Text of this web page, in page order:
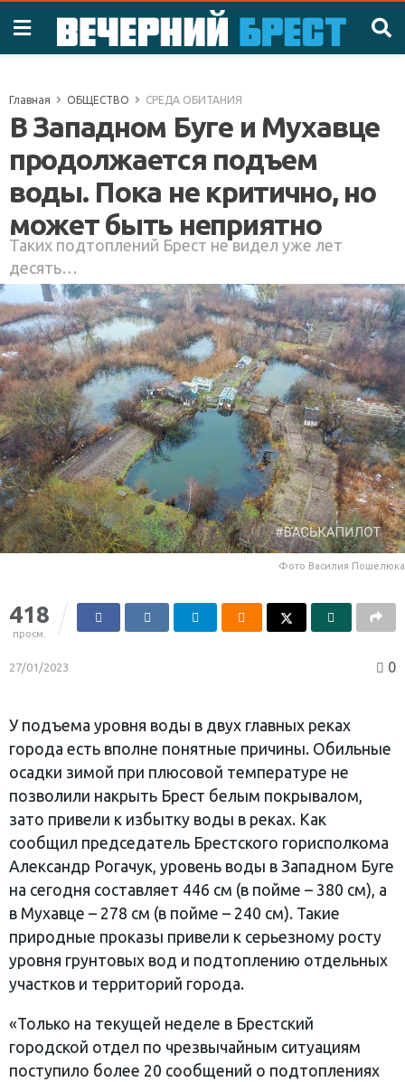
Главная ОБЩЕСТВО СРЕДА ОБИТАНИЯ
В Западном Буге и Мухавце
продолжается подъем
воды. Пока не критично, но
может быть неприятно
Таких подтоплений Брест не видел уже лет
десять…
Фото Василия Пошелюка
418
просм.
27/01/2023 0
У подъема уровня воды в двух главных реках
города есть вполне понятные причины. Обильные
осадки зимой при плюсовой температуре не
позволили накрыть Брест белым покрывалом,
зато привели к избытку воды в реках. Как
сообщил председатель Брестского горисполкома
Александр Рогачук, уровень воды в Западном Буге
на сегодня составляет 446 см (в пойме – 380 см), а
в Мухавце – 278 см (в пойме – 240 см). Такие
природные проказы привели к серьезному росту
уровня грунтовых вод и подтоплению отдельных
участков и территорий города.
«Только на текущей неделе в Брестский
городской отдел по чрезвычайным ситуациям
поступило более 20 сообщений о подтоплениях